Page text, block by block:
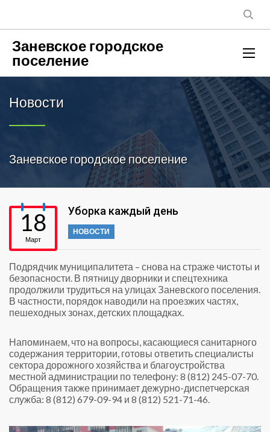
Заневское городское
поселение
Новости
Заневское городское поселение
18
Март
Уборка каждый день
НОВОСТИ
Подрядчик муниципалитета – снова на страже чистоты и
безопасности. В пятницу дворники и спецтехника
продолжили трудиться на улицах Заневского поселения.
В частности, порядок наводили на проезжих частях,
пешеходных зонах, детских площадках.
Напоминаем, что на вопросы, касающиеся санитарного
содержания территории, готовы ответить специалисты
сектора дорожного хозяйства и благоустройства
местной администрации по телефону: 8 (812) 245-07-70.
Обращения также принимает дежурно-диспетчерская
служба: 8 (812) 679-09-94 и 8 (812) 521-71-46.